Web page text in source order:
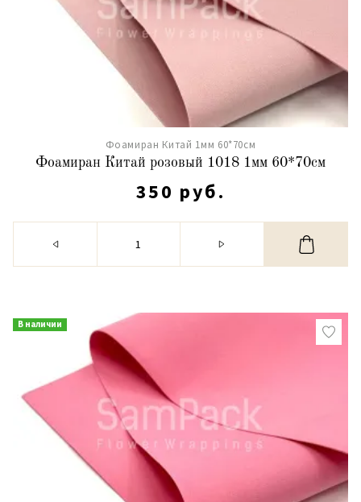
Фоамиран Китай 1мм 60*70см
Фоамиран Китай розовый 1018 1мм 60*70см
350 руб.
В наличии